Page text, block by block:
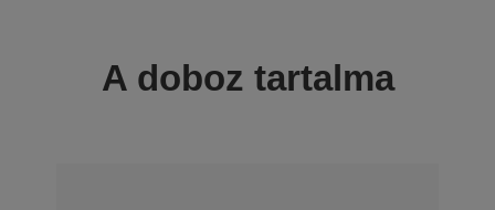
A doboz tartalma